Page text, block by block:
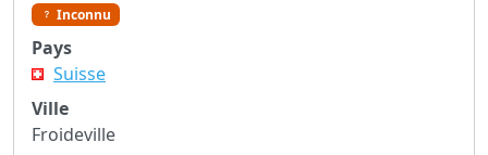
Inconnu
Pays
Suisse
Ville
Froideville